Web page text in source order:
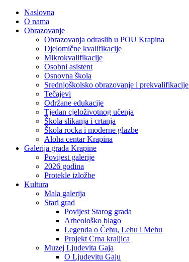
Naslovna
O nama
Obrazovanje
Obrazovanja odraslih u POU Krapina
Djelomične kvalifikacije
Mikrokvalifikacije
Osobni asistent
Osnovna škola
Srednjoškolsko obrazovanje i prekvalifikacije
Tečajevi
Održane edukacije
Tjedan cjeloživotnog učenja
Škola slikanja i crtanja
Škola rocka i moderne glazbe
Aloha centar Krapina
Galerija grada Krapine
Povijest galerije
2026 godina
Protekle izložbe
Kultura
Mala galerija
Stari grad
Povijest Starog grada
Arheološko blago
Legenda o Čehu, Lehu i Mehu
Projekt Crna kraljica
Muzej Ljudevita Gaja
O Ljudevitu Gaju